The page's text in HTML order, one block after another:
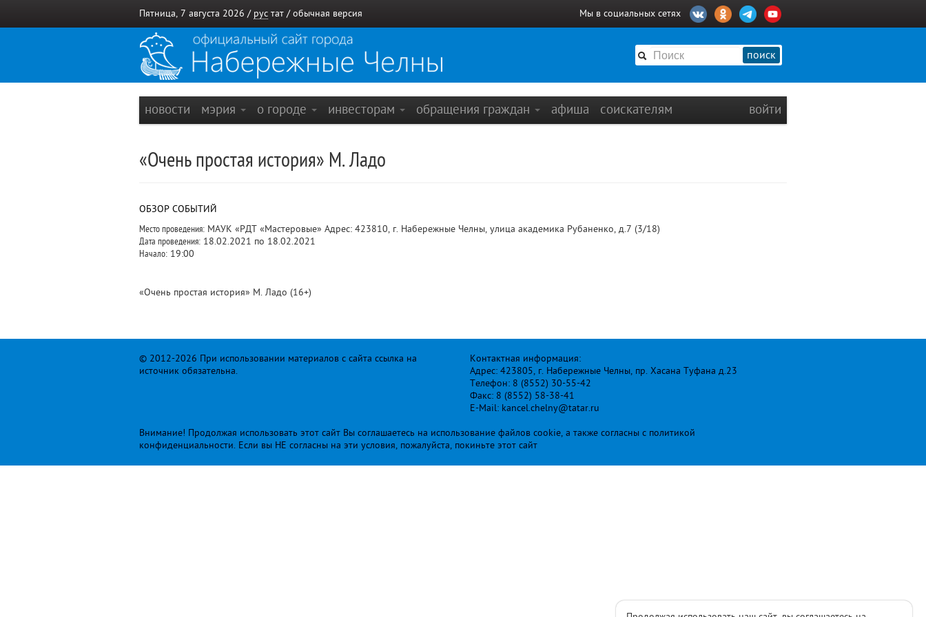
Пятница, 7 августа 2026 / рус тат / обычная версия Мы в социальных сетях
поиск
новости мэрия о городе инвесторам обращения граждан афиша соискателям войти
«Очень простая история» М. Ладо
ОБЗОР СОБЫТИЙ
Место проведения: МАУК «РДТ «Мастеровые» Адрес: 423810, г. Набережные Челны, улица академика Рубаненко, д.7 (3/18)
Дата проведения: 18.02.2021 по 18.02.2021
Начало: 19:00
«Очень простая история» М. Ладо (16+)
© 2012-2026 При использовании материалов с сайта ссылка на
источник обязательна.
Контактная информация:
Адрес: 423805, г. Набережные Челны, пр. Хасана Туфана д.23
Телефон: 8 (8552) 30-55-42
Факс: 8 (8552) 58-38-41
E-Mail: kancel.chelny@tatar.ru
Внимание! Продолжая использовать этот сайт Вы соглашаетесь на использование файлов cookie, а также согласны с политикой
конфиденциальности. Если вы НЕ согласны на эти условия, пожалуйста, покиньте этот сайт